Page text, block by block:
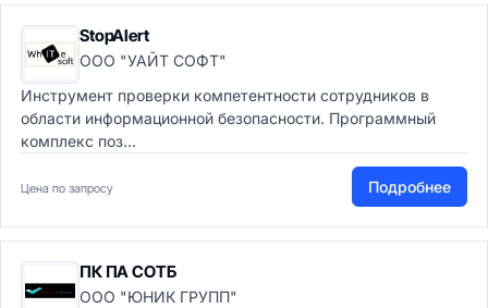
StopAlert
ООО "УАЙТ СОФТ"
Инструмент проверки компетентности сотрудников в
области информационной безопасности. Программный
комплекс поз...
Цена по запросу Подробнее
ПК ПА СОТБ
ООО "ЮНИК ГРУПП"